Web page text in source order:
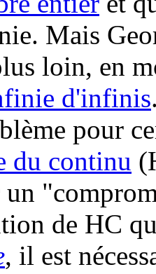
Mais
loin, en
d'infinis
pour
du continu
un
de HC
, il est